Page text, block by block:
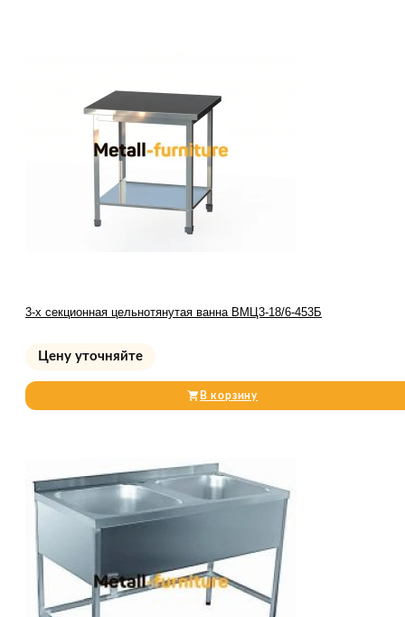
3-х секционная цельнотянутая ванна ВМЦ3-18/6-453Б
Цену уточняйте
В корзину